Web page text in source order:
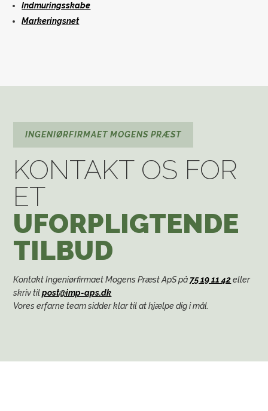
Indmuringsskabe
Markeringsnet
INGENIØRFIRMAET MOGENS PRÆST
KONTAKT OS FOR
ET
UFORPLIGTENDE
TILBUD
Kontakt Ingeniørfirmaet Mogens Præst ApS på 75 19 11 42eller
skriv tilpost@imp-aps.dk
Vores erfarne team sidder klar til at hjælpe dig i mål.